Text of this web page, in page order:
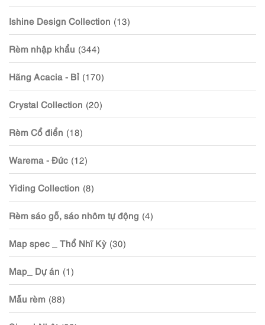
Ishine Design Collection (13)
Rèm nhập khẩu (344)
Hãng Acacia - Bỉ (170)
Crystal Collection (20)
Rèm Cổ điển (18)
Warema - Đức (12)
Yiding Collection (8)
Rèm sáo gỗ, sáo nhôm tự động (4)
Map spec _ Thổ Nhĩ Kỳ (30)
Map_ Dự án (1)
Mẫu rèm (88)